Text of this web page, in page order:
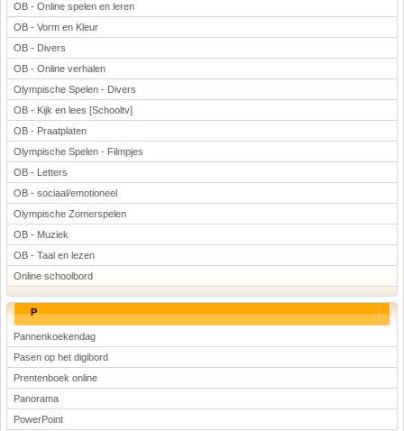
OB - Online spelen en leren
OB - Vorm en Kleur
OB - Divers
OB - Online verhalen
Olympische Spelen - Divers
OB - Kijk en lees [Schooltv]
OB - Praatplaten
Olympische Spelen - Filmpjes
OB - Letters
OB - sociaal/emotioneel
Olympische Zomerspelen
OB - Muziek
OB - Taal en lezen
Online schoolbord
P
Pannenkoekendag
Pasen op het digibord
Prentenboek online
Panorama
PowerPoint